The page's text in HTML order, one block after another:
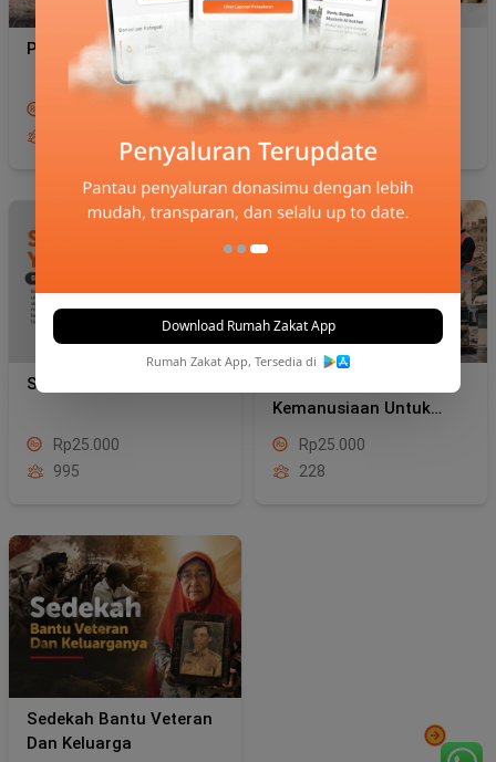
Download Rumah Zakat App
Rumah Zakat App, Tersedia di
Palestina Zakat Maal
Rp100.000
Sedekah Yatim
Rp25.000
995
Kemanusiaan Untuk
Gaza
Rp25.000
228
Sedekah Bantu Veteran
Dan Keluarga